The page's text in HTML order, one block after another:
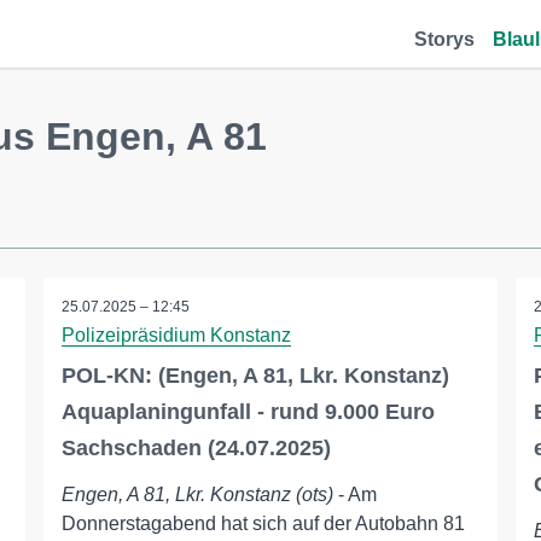
Storys
Engen, A 81
25.07.2025 – 12:45
Polizeipräsidium Konstanz
POL-KN: (Engen, A 81, Lkr. Konstanz)
Aquaplaningunfall - rund 9.000 Euro
Sachschaden (24.07.2025)
Engen, A 81, Lkr. Konstanz (ots)- Am
Donnerstagabend hat sich auf der Autobahn 81